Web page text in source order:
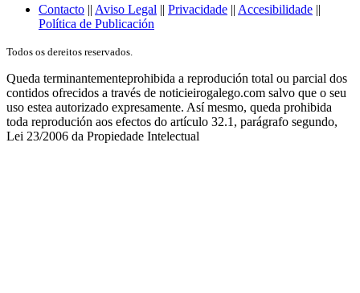
Contacto || Aviso Legal || Privacidade || Accesibilidade ||
Política de Publicación
Todos os dereitos reservados.
Queda terminantementeprohibida a reprodución total ou parcial dos
contidos ofrecidos a través de noticieirogalego.com salvo que o seu
uso estea autorizado expresamente. Así mesmo, queda prohibida
toda reprodución aos efectos do artículo 32.1, parágrafo segundo,
Lei 23/2006 da Propiedade Intelectual